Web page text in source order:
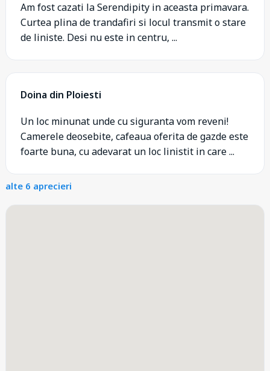
Am fost cazati la Serendipity in aceasta primavara.
Curtea plina de trandafiri si locul transmit o stare
de liniste. Desi nu este in centru, ...
Doina din Ploiesti
Un loc minunat unde cu siguranta vom reveni!
Camerele deosebite, cafeaua oferita de gazde este
foarte buna, cu adevarat un loc linistit in care ...
alte 6 aprecieri